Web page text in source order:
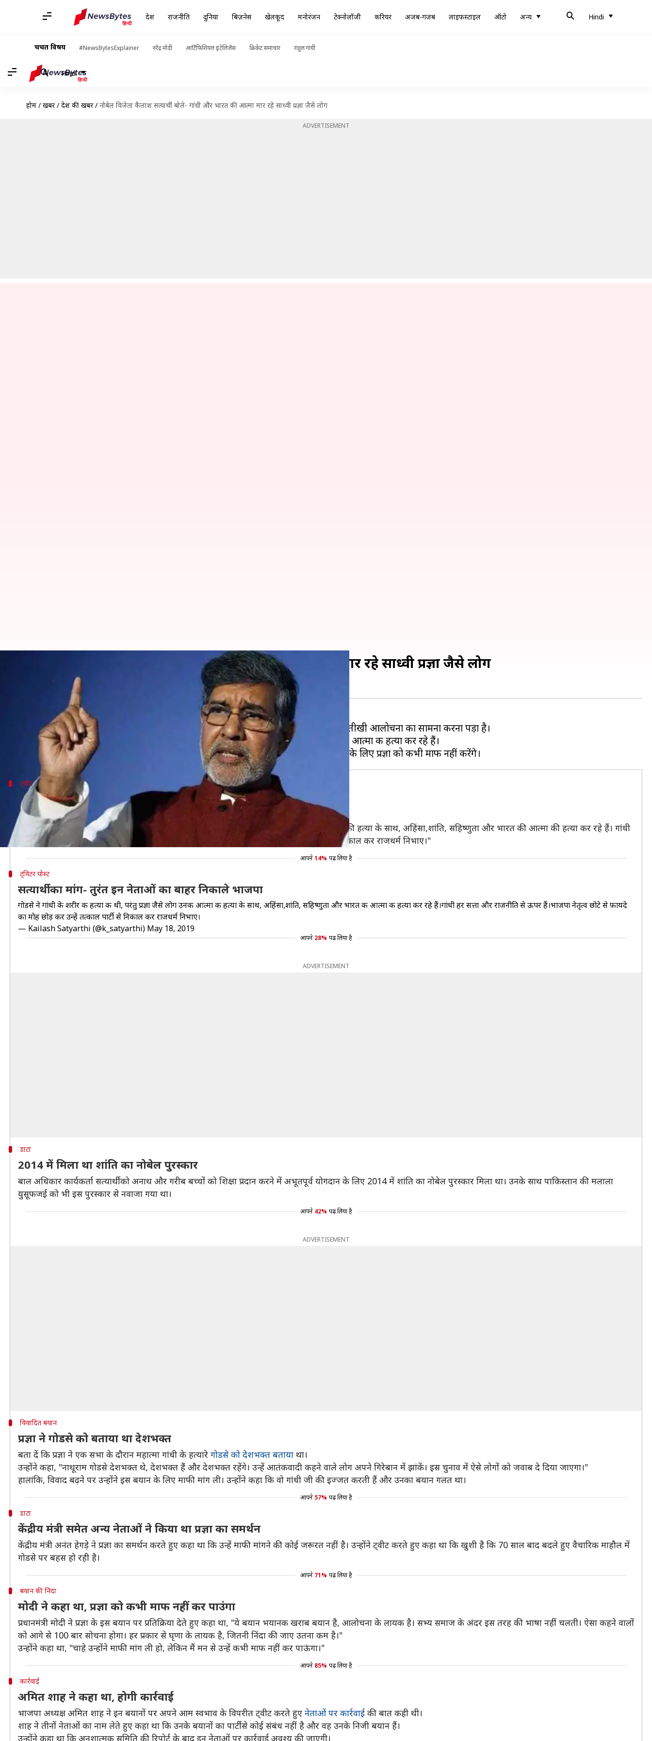
देश राजनीति दुनिया बिज़नेस खेलकूद मनोरंजन टेक्नोलॉजी करियर अजब-गजब लाइफस्टाइल ऑटो अन्य Hindi
चर्चित विषय #NewsBytesExplainer नरेंद्र मोदी आर्टिफिशियल इंटेलिजेंस क्रिकेट समाचार राहुल गांधी
Hindi
होम / खबरें / देश की खबरें / नोबेल विजेता कैलाश सत्यार्थी बोले- गांधी और भारत की आत्मा मार रहे साध्वी प्रज्ञा जैसे लोग
ADVERTISEMENT
नोबेल विजेता कैलाश सत्यार्थी बोले- गांधी और भारत की आत्मा मार रहे साध्वी प्रज्ञा जैसे लोग
May 18, 2019
महात्मा गांधी की हत्या करने वाले नाथूराम गोडसे को देशभक्त बतानेपर भाजपा नेता साध्वी प्रज्ञा को तीखी आलोचना का सामना करना पड़ा है।
ताजा मामले में नोबेल पुरस्कार विजेता कैलाश सत्यार्थी ने कहा कि प्रज्ञा जैसे लोग गांधी और भारत की आत्मा की हत्या कर रहे हैं।
इससे पहले प्रधानमंत्री नरेंद्र मोदी ने भी उनके
बयान पर नाराजगी
ट्वीट
'गांधी सत्ता और राजनीति से ऊपर'
सत्यार्थी ने ट्वीट करते हुए प्रज्ञा के बयान पर अपनी राय रखी।
उन्होंने अपने ट्वीट में लिखा, "गोडसे ने गांधी के शरीर की हत्या की थी, परंतु प्रज्ञा जैसे लोग उनकी आत्मा की हत्या के साथ, अहिंसा,शांति, सहिष्णुता और भारत की आत्मा की हत्या कर रहे हैं। गांधी
हर सत्ता और राजनीति से ऊपर हैं। भाजपा नेतृत्व छोटे से फायदे का मोह छोड़ कर उन्हें तत्काल पार्टी से निकाल कर राजधर्म निभाए।"
आपने 14% पढ़ लिया है
ट्विटर पोस्ट
सत्यार्थी का मांग- तुरंत इन नेताओं का बाहर निकाले भाजपा
गोडसे ने गांधी के शरीर की हत्या की थी, परंतु प्रज्ञा जैसे लोग उनकी आत्मा की हत्या के साथ, अहिंसा,शांति, सहिष्णुता और भारत की आत्मा की हत्या कर रहे हैं।गांधी हर सत्ता और राजनीति से ऊपर हैं।भाजपा नेतृत्व छोटे से फ़ायदे
का मोह छोड़ कर उन्हें तत्काल पार्टी से निकाल कर राजधर्म निभाए।
— Kailash Satyarthi (@k_satyarthi) May 18, 2019
आपने 28% पढ़ लिया है
ADVERTISEMENT
डाटा
2014 में मिला था शांति का नोबेल पुरस्कार
बाल अधिकार कार्यकर्ता सत्यार्थी को अनाथ और गरीब बच्चों को शिक्षा प्रदान करने में अभूतपूर्व योगदान के लिए 2014 में शांति का नोबेल पुरस्कार मिला था। उनके साथ पाकिस्तान की मलाला
युसूफजई को भी इस पुरस्कार से नवाजा गया था।
आपने 42% पढ़ लिया है
ADVERTISEMENT
विवादित बयान
प्रज्ञा ने गोडसे को बताया था देशभक्त
बता दें कि प्रज्ञा ने एक सभा के दौरान महात्मा गांधी के हत्यारे गोडसे को देशभक्त बताया था।
उन्होंने कहा, "नाथूराम गोडसे देशभक्त थे, देशभक्त हैं और देशभक्त रहेंगे। उन्हें आतंकवादी कहने वाले लोग अपने गिरेबान में झांकें। इस चुनाव में ऐसे लोगों को जवाब दे दिया जाएगा।"
हालांकि, विवाद बढ़ने पर उन्होंने इस बयान के लिए माफी मांग ली। उन्होंने कहा कि वो गांधी जी की इज्जत करती हैं और उनका बयान गलत था।
आपने 57% पढ़ लिया है
डाटा
केंद्रीय मंत्री समेत अन्य नेताओं ने किया था प्रज्ञा का समर्थन
केंद्रीय मंत्री अनंत हेगड़े ने प्रज्ञा का समर्थन करते हुए कहा था कि उन्हें माफी मांगने की कोई जरूरत नहीं है। उन्होंने ट्वीट करते हुए कहा था कि खुशी है कि 70 साल बाद बदले हुए वैचारिक माहौल में
गोडसे पर बहस हो रही है।
आपने 71% पढ़ लिया है
बयान की निंदा
मोदी ने कहा था, प्रज्ञा को कभी माफ नहीं कर पाउंगा
प्रधानमंत्री मोदी ने प्रज्ञा के इस बयान पर प्रतिक्रिया देते हुए कहा था, "ये बयान भयानक खराब बयान है, आलोचना के लायक है। सभ्य समाज के अंदर इस तरह की भाषा नहीं चलती। ऐसा कहने वालों
को आगे से 100 बार सोचना होगा। हर प्रकार से घृणा के लायक है, जितनी निंदा की जाए उतना कम है।"
उन्होंने कहा था, "चाहे उन्होंने माफी मांग ली हो, लेकिन मैं मन से उन्हें कभी माफ नहीं कर पाऊंगा।"
आपने 85% पढ़ लिया है
कार्रवाई
अमित शाह ने कहा था, होगी कार्रवाई
भाजपा अध्यक्ष अमित शाह ने इन बयानों पर अपने आम स्वभाव के विपरीत ट्वीट करते हुए नेताओं पर कार्रवाई की बात कही थी।
शाह ने तीनों नेताओं का नाम लेते हुए कहा था कि उनके बयानों का पार्टी से कोई संबंध नहीं है और वह उनके निजी बयान हैं।
उन्होंने कहा था कि अनुशात्मक समिति की रिपोर्ट के बाद इन नेताओं पर कार्रवाई अवश्य की जाएगी।